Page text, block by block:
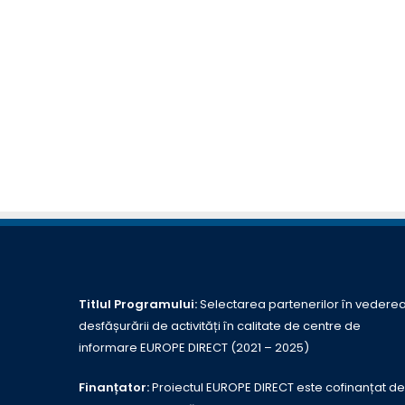
Titlul Programului:Selectarea partenerilor în
desfășurării de activități în calitate de centre de
informare EUROPE DIRECT (2021 – 2025)
Finanțator:Proiectul EUROPE DIRECT este cofinanțat de